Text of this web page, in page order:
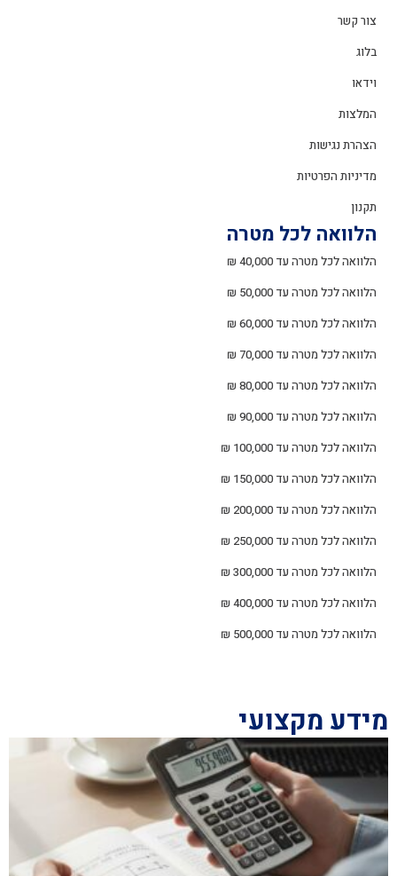
צור קשר
בלוג
וידאו
המלצות
הצהרת נגישות
מדיניות הפרטיות
תקנון
הלוואה לכל מטרה
הלוואה לכל מטרה עד 40,000 ₪
הלוואה לכל מטרה עד 50,000 ₪
הלוואה לכל מטרה עד 60,000 ₪
הלוואה לכל מטרה עד 70,000 ₪
הלוואה לכל מטרה עד 80,000 ₪
הלוואה לכל מטרה עד 90,000 ₪
הלוואה לכל מטרה עד 100,000 ₪
הלוואה לכל מטרה עד 150,000 ₪
הלוואה לכל מטרה עד 200,000 ₪
הלוואה לכל מטרה עד 250,000 ₪
הלוואה לכל מטרה עד 300,000 ₪
הלוואה לכל מטרה עד 400,000 ₪
הלוואה לכל מטרה עד 500,000 ₪
מידע מקצועי